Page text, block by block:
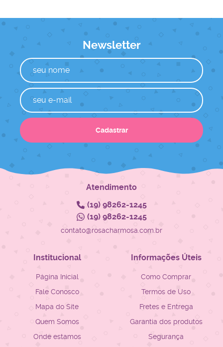
Newsletter
Cadastrar
Atendimento
(19)98262-1245
(19)98262-1245
contato@rosacharmosa.com.br
Institucional
Página Inicial
Fale Conosco
Mapa do Site
Quem Somos
Onde estamos
Informações Úteis
Como Comprar
Termos de Uso
Fretes e Entrega
Garantia dos produtos
Segurança